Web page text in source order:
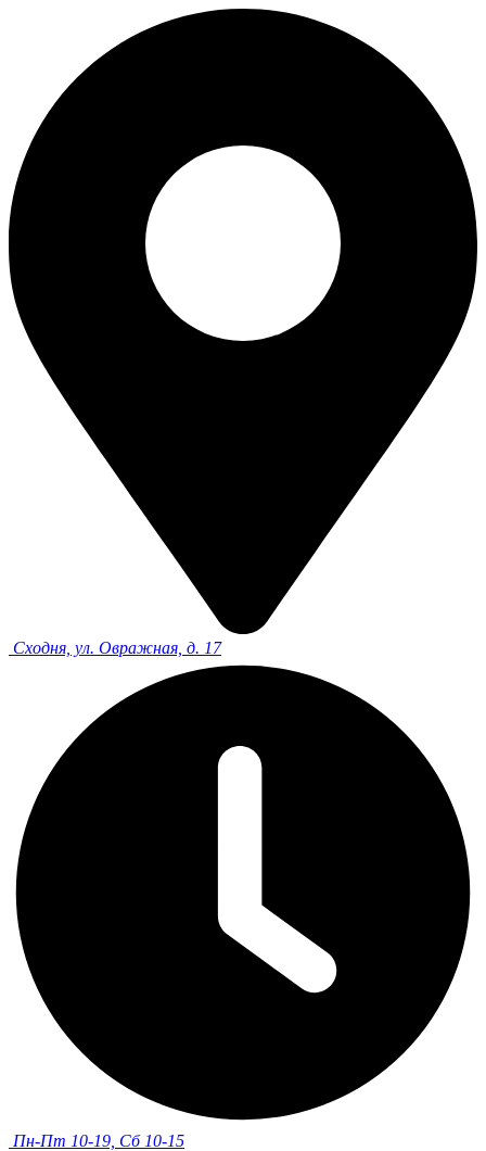
Сходня, ул. Овражная, д. 17
Пн-Пт 10-19, Сб 10-15